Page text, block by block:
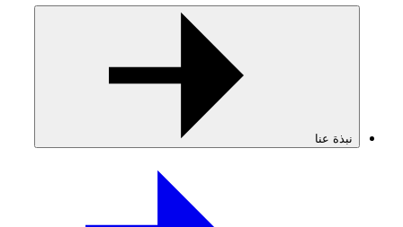
نبذة عنا